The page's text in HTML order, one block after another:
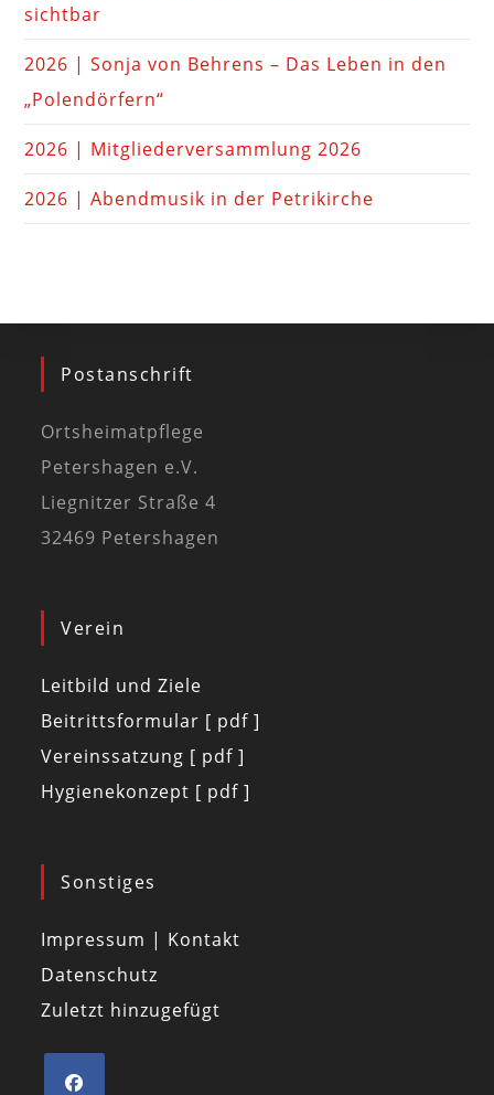
sichtbar
2026 | Sonja von Behrens – Das Leben in den
„Polendörfern“
2026 | Mitgliederversammlung 2026
2026 | Abendmusik in der Petrikirche
Postanschrift
Ortsheimatpflege
Petershagen e.V.
Liegnitzer Straße 4
32469 Petershagen
Verein
Leitbild und Ziele
Beitrittsformular [ pdf ]
Vereinssatzung [ pdf ]
Hygienekonzept [ pdf ]
Sonstiges
Impressum | Kontakt
Datenschutz
Zuletzt hinzugefügt